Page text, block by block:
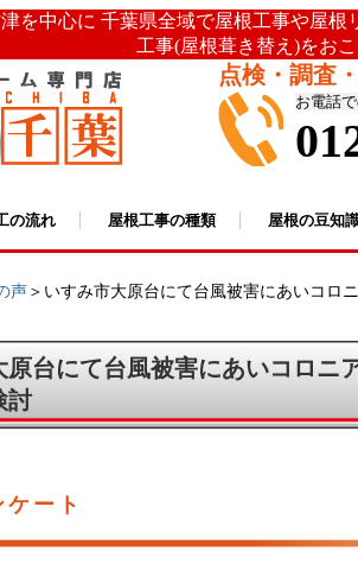
を中心に 千葉県全域で屋根工事や屋
工事(屋根葺き替え)をおこ
点検・調査
お電話
の流れ 屋根工事の種類 屋根の豆知
声 ＞いすみ市大原台にて台風被害にあいコロ
原台にて台風被害にあいコロニ
討
ート